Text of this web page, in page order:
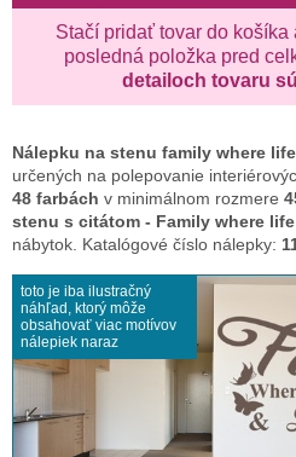
Stačí pridať tovar do
posledná položka pred
detailoch tovaru
Nálepku na stenu family where life
určených na polepovanie
48 farbách v minimálnom rozmere
stenu s citátom - Family where life
nábytok. Katalógové číslo nálepky:
toto je iba ilustračný
náhľad, ktorý môže
obsahovať viac motívov
nálepiek naraz